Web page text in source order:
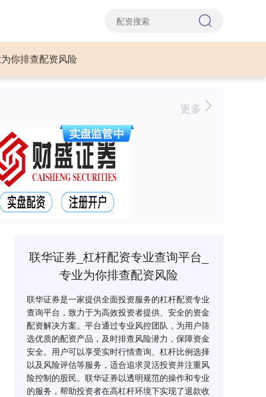
你排查配资风险
更多
联华证券_杠杆配资专业查询平台_
专业为你排查配资风险
联华证券是一家提供全面投资服务的杠杆配资专业
查询平台，致力于为高效投资者提供、安全的资金
配资解决方案。平台通过专业风控团队，为用户筛
选优质的配资产品，及时排查风险潜力，保障资金
安全。用户可以享受实时行情查询、杠杆比例选择
以及风险评估等服务，适合追求灵活投资并注重风
险控制的股民。联华证券以透明规范的操作和专业
的服务，帮助投资者在高杠杆环境下实现了退款收